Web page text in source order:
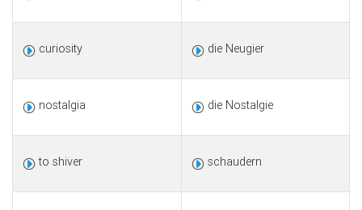
curiosity die Neugier
nostalgia die Nostalgie
to shiver schaudern